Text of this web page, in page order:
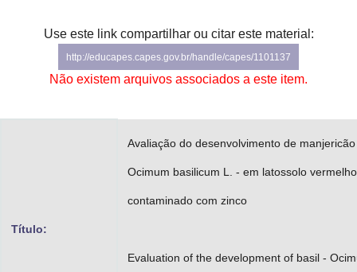
Gabinete de Segurança Institucional
Advocacia-Geral da União
Use este link compartilhar ou citar este material:
http://educapes.capes.gov.br/handle/capes/1101137
Não existem arquivos associados a este item.
Título:
Avaliação do desenvolvimento de
Ocimum basilicum L. - em latossolo vermelho
contaminado com zinco
Evaluation of the development of basil -